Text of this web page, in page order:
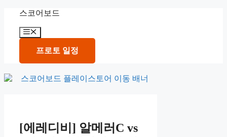
content
스코어보드
Menu
프로토 일정
[에레디비] 알메러C vs